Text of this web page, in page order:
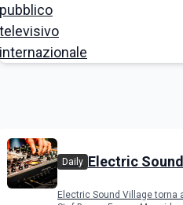
Daily Electric
Electric Sound Village torna